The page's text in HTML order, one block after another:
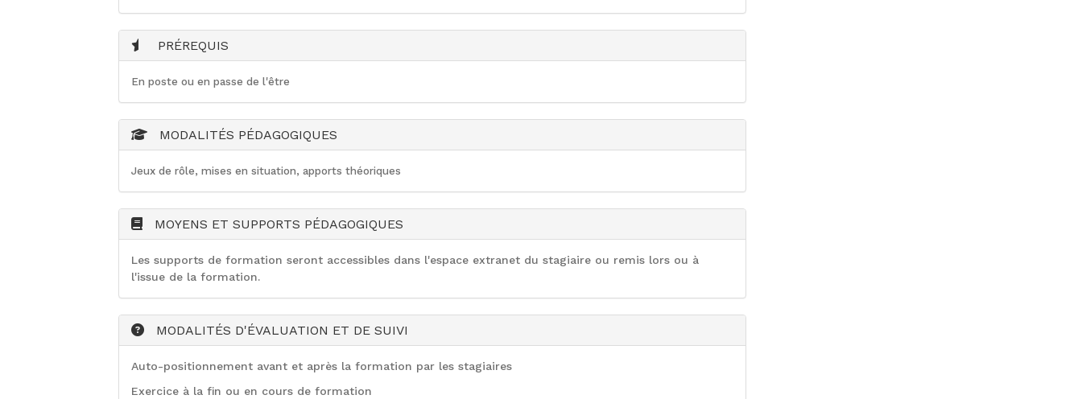
PRÉREQUIS
En poste ou en passe de l'être
MODALITÉS PÉDAGOGIQUES
Jeux de rôle, mises en situation, apports théoriques
MOYENS ET SUPPORTS PÉDAGOGIQUES
Les supports de formation seront accessibles dans l'espace extranet du stagiaire ou remis lors ou à
l'issue de la formation.
MODALITÉS D'ÉVALUATION ET DE SUIVI
Auto-positionnement avant et après la formation par les stagiaires
Exercice à la fin ou en cours de formation